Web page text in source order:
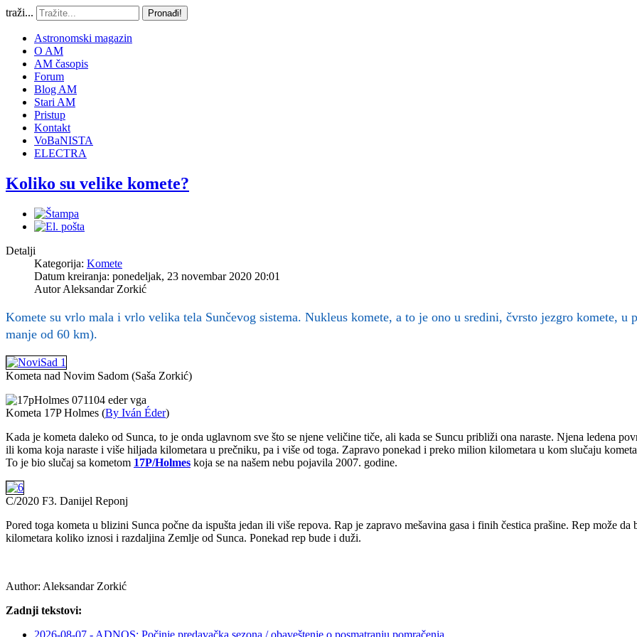
traži... Pronađi!
Astronomski magazin
O AM
AM časopis
Forum
Blog AM
Stari AM
Pristup
Kontakt
VoBaNISTA
ELECTRA
Koliko su velike komete?
Detalji
Kategorija: Komete
Datum kreiranja: ponedeljak, 23 novembar 2020 20:01
AutorAleksandar Zorkić
Komete su vrlo mala i vrlo velika tela Sunčevog sistema. Nukleus komete, a to je ono u sredini, čvrsto jezgro komete,
manje od 60 km).
Kometa nad Novim Sadom (Saša Zorkić)
Kometa 17P Holmes (By Iván Éder)
Kada je kometa daleko od Sunca, to je onda uglavnom sve što se njene veličine tiče, ali kada se Suncu približi ona naraste. Njena ledena
ili koma koja naraste i više hiljada kilometara u prečniku, pa i više od toga. Zapravo ponekad i preko milion kilometara u kom slučaju
To je bio slučaj sa kometom 17P/Holmes koja se na našem nebu pojavila 2007. godine.
C/2020 F3. Danijel Reponj
Pored toga kometa u blizini Sunca počne da ispušta jedan ili više repova. Rap je zapravo mešavina gasa i finih čestica prašine. Rep može
kilometara koliko iznosi i razdaljina Zemlje od Sunca. Ponekad rep bude i duži.
Author: Aleksandar Zorkić
Zadnji tekstovi:
2026-08-07 - ADNOS: Počinje predavačka sezona / obaveštenje o posmatranju pomračenja